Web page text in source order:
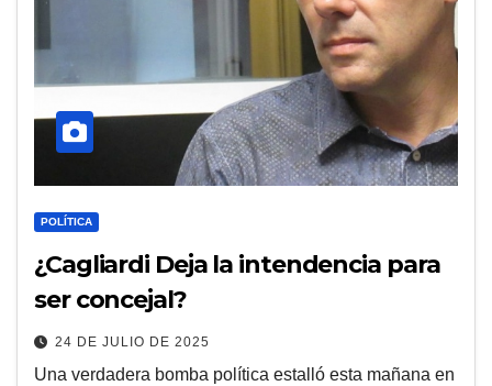
POLÍTICA
¿Cagliardi Deja la intendencia para
ser concejal?
24 DE JULIO DE 2025
Una verdadera bomba política estalló esta mañana en